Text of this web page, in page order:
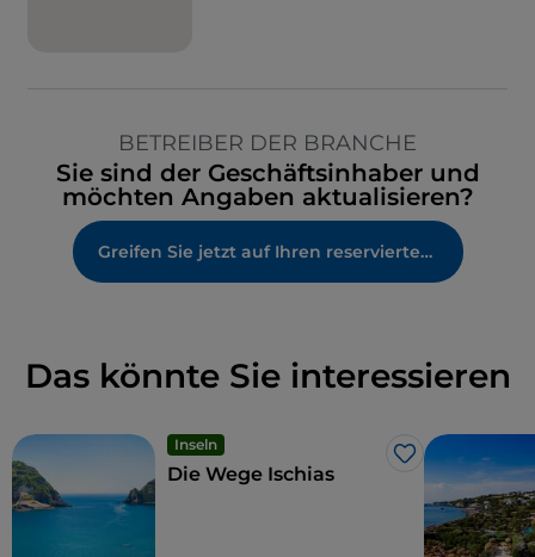
BETREIBER DER BRANCHE
Sie sind der Geschäftsinhaber und
möchten Angaben aktualisieren?
Greifen Sie jetzt auf Ihren reservierten Bereich zu
Das könnte Sie interessieren
Inseln
Like
Die Wege Ischias